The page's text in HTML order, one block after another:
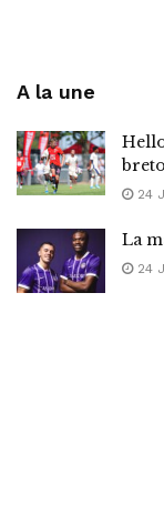
A la une
24
La
24